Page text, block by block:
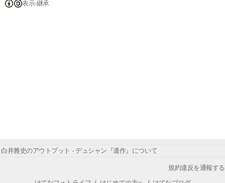
表示-継承
白井雅史のアウトプット - デュシャン『遺作』について
規約違反を通報する